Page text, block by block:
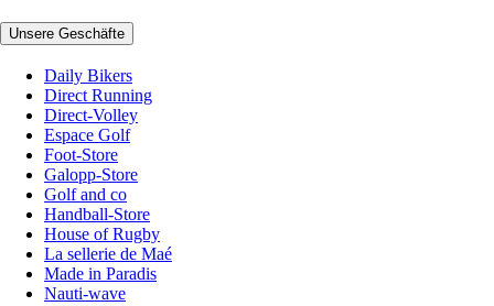
Unsere Geschäfte
Daily Bikers
Direct Running
Direct-Volley
Espace Golf
Foot-Store
Galopp-Store
Golf and co
Handball-Store
House of Rugby
La sellerie de Maé
Made in Paradis
Nauti-wave